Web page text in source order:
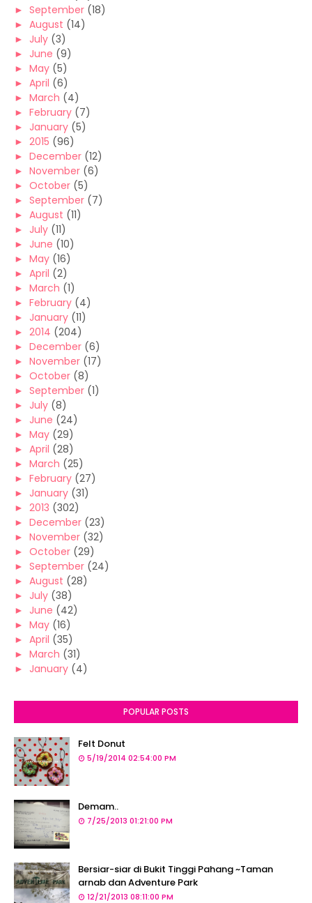
► September (18)
► August (14)
► July (3)
► June (9)
► May (5)
► April (6)
► March (4)
► February (7)
► January (5)
► 2015 (96)
► December (12)
► November (6)
► October (5)
► September (7)
► August (11)
► July (11)
► June (10)
► May (16)
► April (2)
► March (1)
► February (4)
► January (11)
► 2014 (204)
► December (6)
► November (17)
► October (8)
► September (1)
► July (8)
► June (24)
► May (29)
► April (28)
► March (25)
► February (27)
► January (31)
► 2013 (302)
► December (23)
► November (32)
► October (29)
► September (24)
► August (28)
► July (38)
► June (42)
► May (16)
► April (35)
► March (31)
► January (4)
POPULAR POSTS
Felt Donut
5/19/2014 02:54:00 PM
Demam..
7/25/2013 01:21:00 PM
Bersiar-siar di Bukit Tinggi Pahang ~Taman
arnab dan Adventure Park
12/21/2013 08:11:00 PM